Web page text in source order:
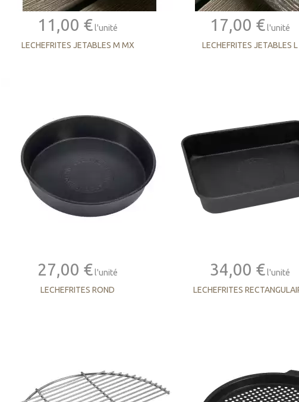
11,00 € l'unité
LECHEFRITES JETABLES M MX
17,00 € l'unité
LECHEFRITES JETABLES L
27,00 € l'unité
LECHEFRITES ROND
34,00 € l'unité
LECHEFRITES